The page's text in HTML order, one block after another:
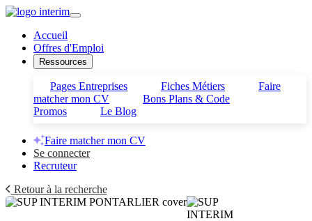
Accueil
Offres d'Emploi
Ressources
Pages Entreprises Fiches Métiers
Faire
matcher mon CV
Bons Plans & Code
Promos
Le Blog
Faire matcher mon CV
Se connecter
Recruteur
Retour à la recherche